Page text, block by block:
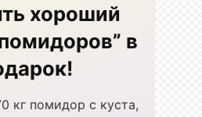
хороший
в
кг помидор с куста,